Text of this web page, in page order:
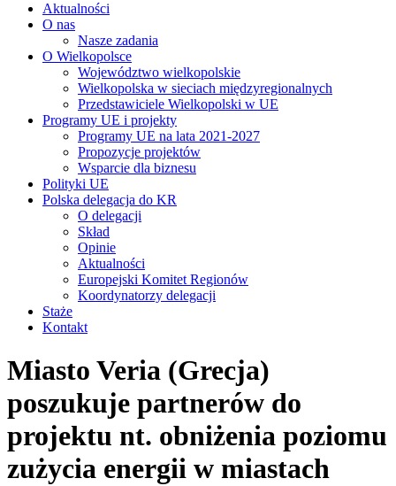
Aktualności
O nas
Nasze zadania
O Wielkopolsce
Województwo wielkopolskie
Wielkopolska w sieciach międzyregionalnych
Przedstawiciele Wielkopolski w UE
Programy UE i projekty
Programy UE na lata 2021-2027
Propozycje projektów
Wsparcie dla biznesu
Polityki UE
Polska delegacja do KR
O delegacji
Skład
Opinie
Aktualności
Europejski Komitet Regionów
Koordynatorzy delegacji
Staże
Kontakt
Miasto Veria (Grecja)
poszukuje partnerów do
projektu nt. obniżenia poziomu
zużycia energii w miastach